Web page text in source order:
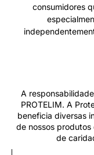
consumidores
A
PROTELIM. A
beneficia diversas
de nossos
de